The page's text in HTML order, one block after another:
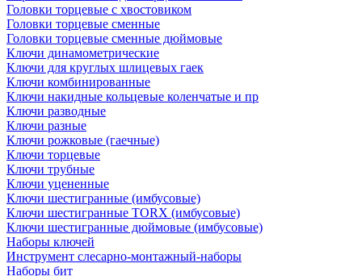
Головки торцевые с хвостовиком
Головки торцевые сменные
Головки торцевые сменные дюймовые
Ключи динамометрические
Ключи для круглых шлицевых гаек
Ключи комбинированные
Ключи накидные кольцевые коленчатые и пр
Ключи разводные
Ключи разные
Ключи рожковые (гаечные)
Ключи торцевые
Ключи трубные
Ключи уцененные
Ключи шестигранные (имбусовые)
Ключи шестигранные TORX (имбусовые)
Ключи шестигранные дюймовые (имбусовые)
Наборы ключей
Инструмент слесарно-монтажный-наборы
Наборы бит